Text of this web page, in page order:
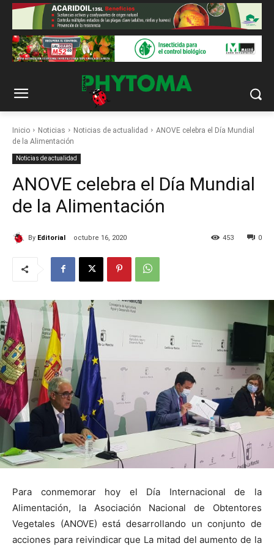
Inicio Noticias Noticias de actualidad
ANOVE celebra el Día Mundial
de la Alimentación
Noticias de actualidad
ANOVE celebra el Día Mundial
de la Alimentación
By Editorial octubre 16, 2020 0
453
Para conmemorar hoy el Día Internacional de la
Alimentación, la Asociación Nacional de Obtentores
Vegetales (ANOVE) está desarrollando un conjunto de
acciones para reivindicar que La mitad del aumento de la